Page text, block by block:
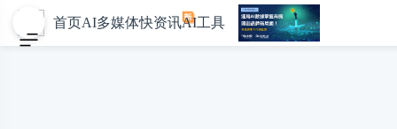
首页AI多媒体快资讯AI工具